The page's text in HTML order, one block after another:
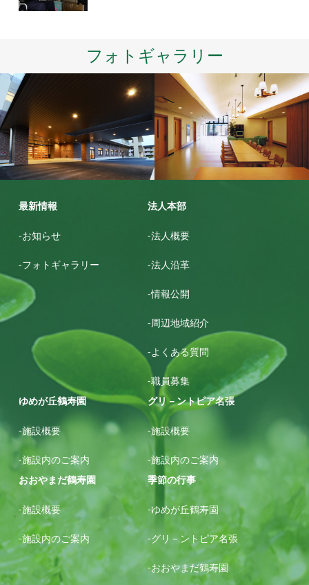
フォトギャラリー
ゆめが丘鶴寿園 グリ－ントピア名張
最新情報
-お知らせ
-フォトギャラリー
法人本部
-法人概要
-法人沿革
-情報公開
-周辺地域紹介
-よくある質問
-職員募集
ゆめが丘鶴寿園
-施設概要
-施設内のご案内
グリ－ントピア名張
-施設概要
-施設内のご案内
おおやまだ鶴寿園
-施設概要
-施設内のご案内
季節の行事
-ゆめが丘鶴寿園
-グリ－ントピア名張
-おおやまだ鶴寿園